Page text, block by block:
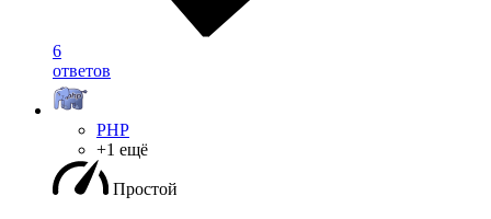
6
ответов
PHP
+1 ещё
Простой